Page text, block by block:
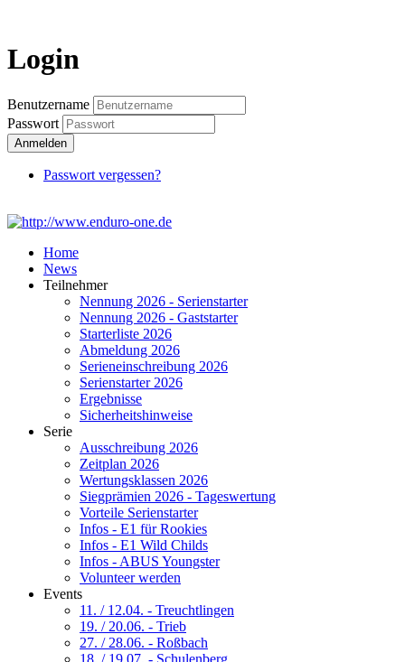
Login
Benutzername
Passwort
Anmelden
Passwort vergessen?
Home
News
Teilnehmer
Nennung 2026 - Serienstarter
Nennung 2026 - Gaststarter
Starterliste 2026
Abmeldung 2026
Serieneinschreibung 2026
Serienstarter 2026
Ergebnisse
Sicherheitshinweise
Serie
Ausschreibung 2026
Zeitplan 2026
Wertungsklassen 2026
Siegprämien 2026 - Tageswertung
Vorteile Serienstarter
Infos - E1 für Rookies
Infos - E1 Wild Childs
Infos - ABUS Youngster
Volunteer werden
Events
11. / 12.04. - Treuchtlingen
19. / 20.06. - Trieb
27. / 28.06. - Roßbach
18. / 19.07. - Schulenberg